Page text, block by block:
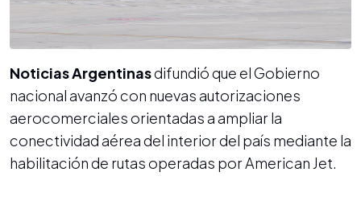
Noticias Argentinasdifundió que el Gobierno
nacional avanzó con nuevas autorizaciones
aerocomerciales orientadas a ampliar la
conectividad aérea del interior del país mediante la
habilitación de rutas operadas por American Jet.